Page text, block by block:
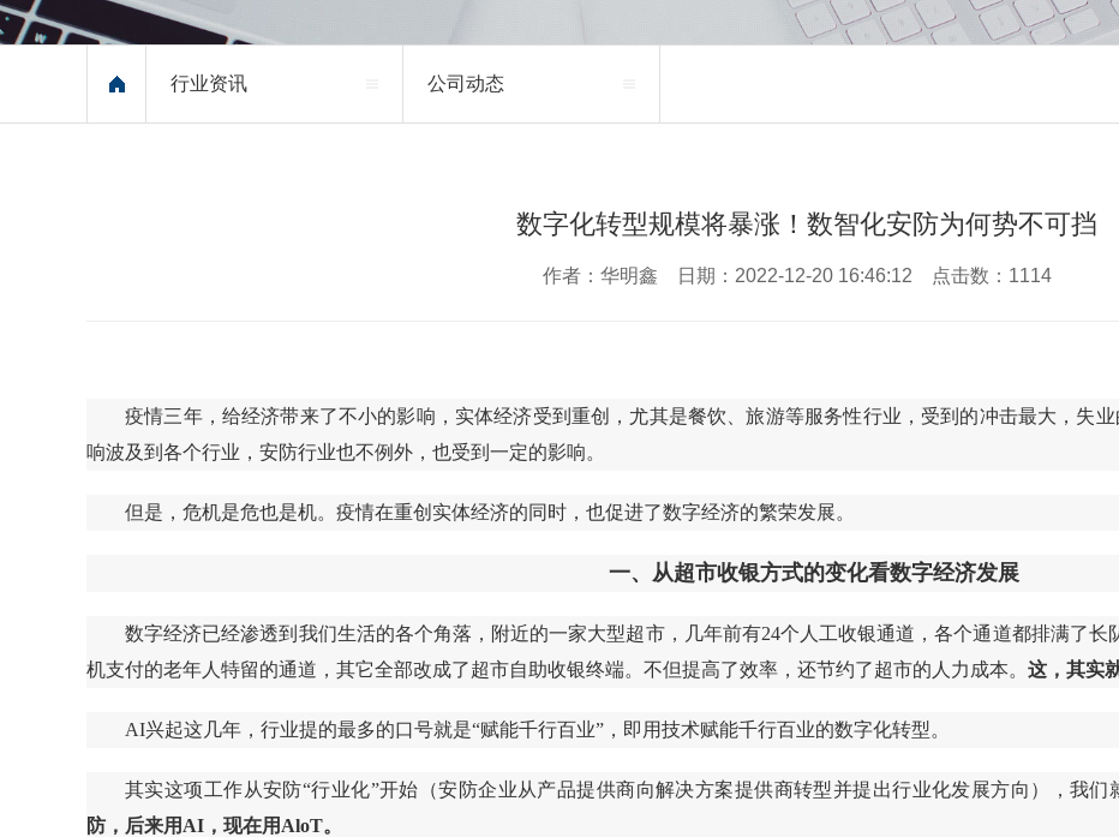
行业资讯 公司动态
数字化转型规模将暴涨！数智化安防为何势不可挡
作者：华明鑫 日期：2022-12-20 16:46:12 点击数： 1114
疫情三年，给经济带来了不小的影响，实体经济受到重创，尤其是餐饮、旅游等服务性行业，受到的冲击最大，失
响波及到各个行业，安防行业也不例外，也受到一定的影响。
但是，危机是危也是机。疫情在重创实体经济的同时，也促进了数字经济的繁荣发展。
一、从超市收银方式的变化看数字经济发展
数字经济已经渗透到我们生活的各个角落，附近的一家大型超市，几年前有24个人工收银通道，各个通道都排满了
机支付的老年人特留的通道，其它全部改成了超市自助收银终端。不但提高了效率，还节约了超市的人力成本。 这，其实
AI兴起这几年，行业提的最多的口号就是“赋能千行百业”，即用技术赋能千行百业的数字化转型。
其实这项工作从安防“行业化”开始（安防企业从产品提供商向解决方案提供商转型并提出行业化发展方向），我
防，后来用AI，现在用AloT。